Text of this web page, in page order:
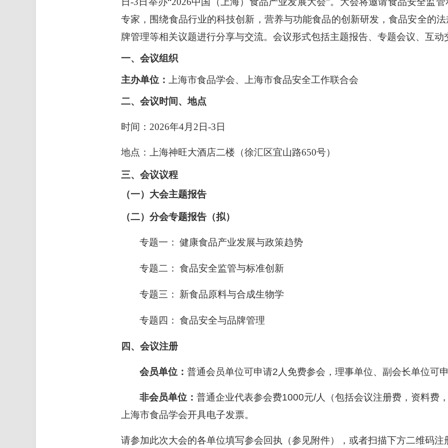
专家，围绕食品行业的科技创新，营养与功能食品的创新研发，食品安全的
牌管理等相关议题进行分享与交流。会议形式包括主题报告、专题会议、互动
一、会议组织
主办单位： 上海市食品学会、上海市食品安全工作联合会
二、会议时间、地点
时间：2026年4月2日-3日
地点：上海神旺大酒店二楼（徐汇区宜山路650号）
三、会议议程
（一）大会主题报告
（二）分会专题报告（拟）
专题一： 健康食品产业发展与政策趋势
专题二： 食品安全监管与标准创新
专题三： 新食品原料与合成生物学
专题四： 食品安全与品牌管理
四、会议注册
会员单位： 普通会员单位可申请2 人免费参会，理事单位、副会长单位可
非会员单位： 普通企业代表参会费1000元/人（包括会议注册费，资料费
上海市食品学会开具电子发票。
请参加此次大会的各单位填写参会回执（参见附件），或者扫描下方二维码注